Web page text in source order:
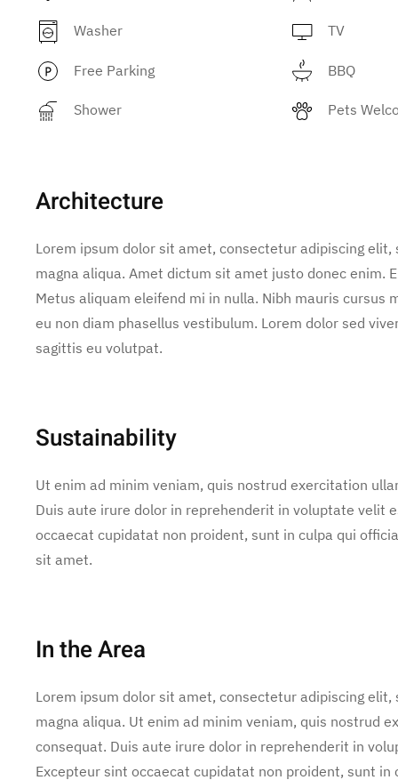
Washer TV
Free Parking BBQ
Shower Pets
Architecture
Lorem ipsum dolor sit amet, consectetur adipiscing
magna aliqua. Amet dictum sit amet justo donec enim.
Metus aliquam eleifend mi in nulla. Nibh mauris
eu non diam phasellus vestibulum. Lorem dolor sed
sagittis eu volutpat.
Sustainability
Ut enim ad minim veniam, quis nostrud exercitation
Duis aute irure dolor in reprehenderit in voluptate velit
occaecat cupidatat non proident, sunt in culpa qui
sit amet.
In the Area
Lorem ipsum dolor sit amet, consectetur adipiscing
magna aliqua. Ut enim ad minim veniam, quis nostrud
consequat. Duis aute irure dolor in reprehenderit in
Excepteur sint occaecat cupidatat non proident, sunt